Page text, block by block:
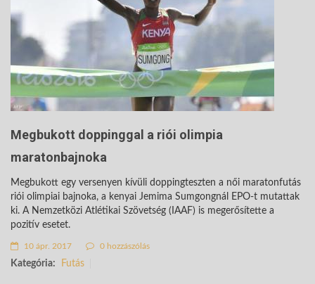
Megbukott doppinggal a riói olimpia
maratonbajnoka
Megbukott egy versenyen kívüli doppingteszten a női maratonfutás
riói olimpiai bajnoka, a kenyai Jemima Sumgongnál EPO-t mutattak
ki. A Nemzetközi Atlétikai Szövetség (IAAF) is megerősítette a
pozitív esetet.
10 ápr. 2017 0 hozzászólás
Kategória: Futás